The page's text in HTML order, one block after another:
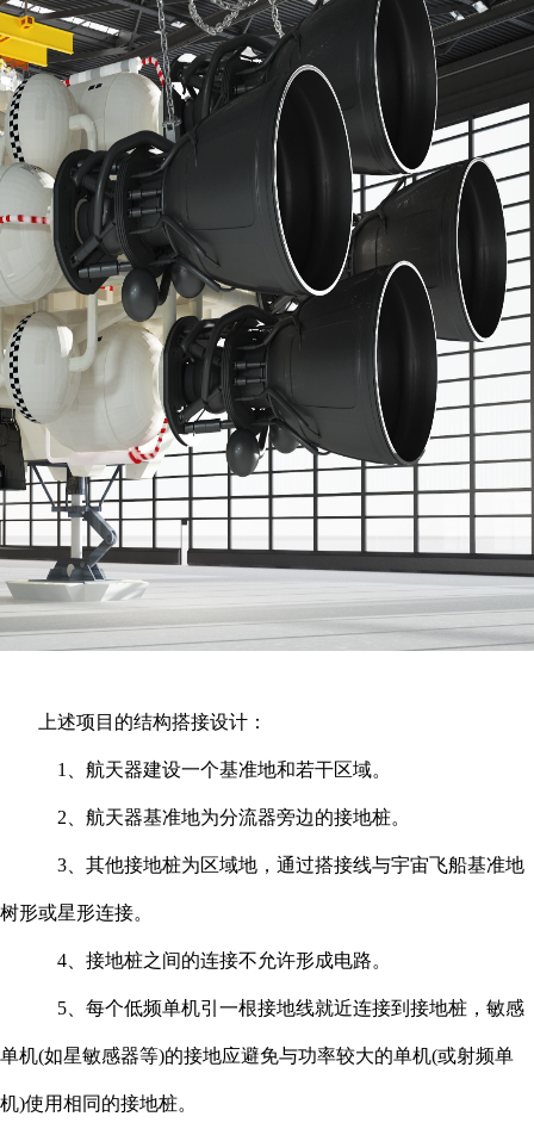
上述项目的结构搭接设计：
1、航天器建设一个基准地和若干区域。
2、航天器基准地为分流器旁边的接地桩。
3、其他接地桩为区域地，通过搭接线与宇宙飞船基准地
树形或星形连接。
4、接地桩之间的连接不允许形成电路。
5、每个低频单机引一根接地线就近连接到接地桩，敏感
单机(如星敏感器等)的接地应避免与功率较大的单机(或射频单
机)使用相同的接地桩。